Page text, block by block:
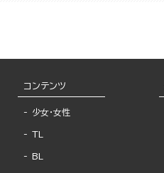
コンテンツ
少女・女性
TL
BL